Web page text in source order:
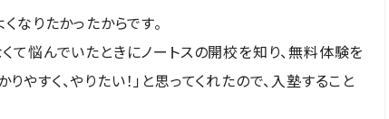
なりたかったからです。
て悩んでいたときにノートスの開校を知り、無料体験を
すく、やりたい！」と思ってくれたので、入塾すること